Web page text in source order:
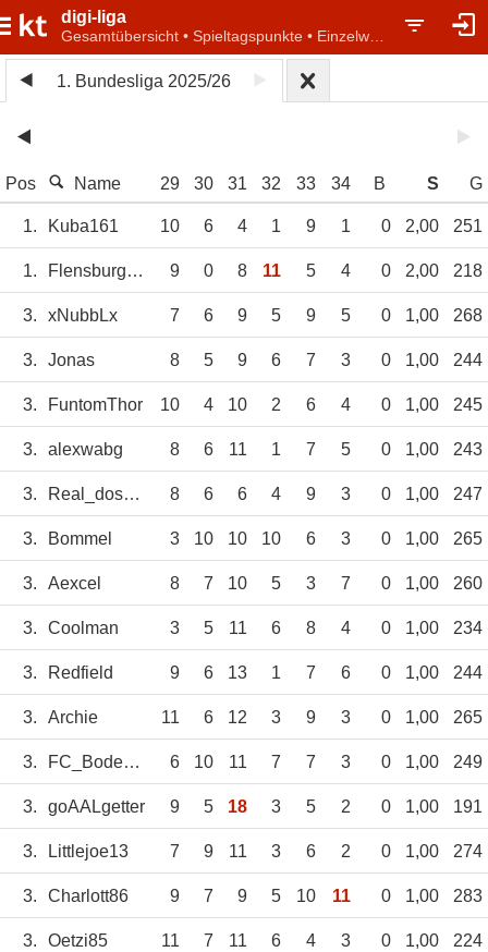
digi-liga
1. Bundesliga 2025/26
Pos Name 29 30 31 32 33 34 B S G
1. Kuba161 10 6 4 1 9 1 0 2,00 251
1. Flensburger1 9 0 8 11 5 4 0 2,00 218
3. xNubbLx 7 6 9 5 9 5 0 1,00 268
3. Jonas 8 5 9 6 7 3 0 1,00 244
3. FuntomThor 10 4 10 2 6 4 0 1,00 245
3. alexwabg 8 6 11 1 7 5 0 1,00 243
3. Real_dos_Santos 8 6 6 4 9 3 0 1,00 247
3. Bommel 3 10 10 10 6 3 0 1,00 265
3. Aexcel 8 7 10 5 3 7 0 1,00 260
3. Coolman 3 5 11 6 8 4 0 1,00 234
3. Redfield 9 6 13 1 7 6 0 1,00 244
3. Archie 11 6 12 3 9 3 0 1,00 265
3. FC_Bodensee 6 10 11 7 7 3 0 1,00 249
3. goAALgetter 9 5 18 3 5 2 0 1,00 191
3. Littlejoe13 7 9 11 3 6 2 0 1,00 274
3. Charlott86 9 7 9 5 10 11 0 1,00 283
3. Oetzi85 11 7 11 6 4 3 0 1,00 224